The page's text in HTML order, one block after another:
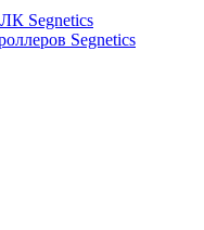
Segnetics
Segnetics